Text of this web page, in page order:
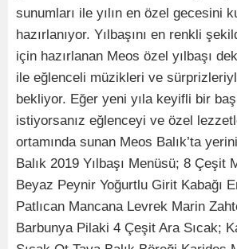
sunumları ile yılın en özel gecesini
hazırlanıyor. Yılbaşını en renkli
için hazırlanan Meos özel yılbaşı
ile eğlenceli müzikleri ve
bekliyor. Eğer yeni yıla keyifli bir
istiyorsanız eğlenceyi ve özel
ortamında sunan Meos Balık’ta
Balık 2019 Yılbaşı Menüsü; 8 Çeşit
Beyaz Peynir Yoğurtlu Girit Kabağı
Patlıcan Mancana Levrek Marin
Barbunya Pilaki 4 Çeşit Ara Sıcak;